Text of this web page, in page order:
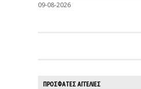
09-08-2026
ΠΡΟΣΦΑΤΕΣ ΑΓΓΕΛΙΕΣ